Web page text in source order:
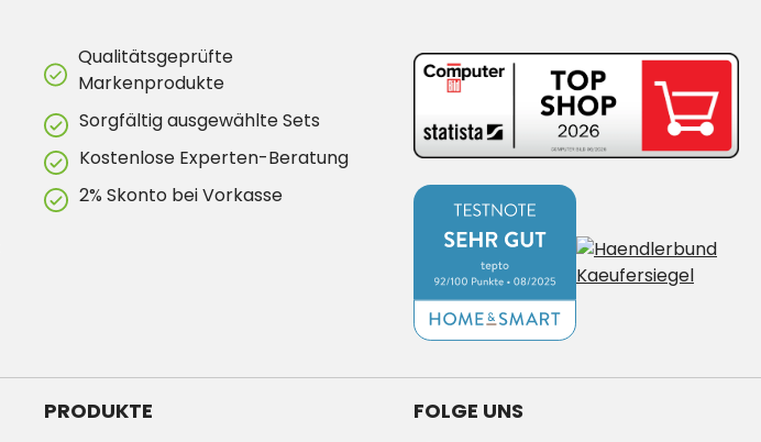
Qualitätsgeprüfte
Markenprodukte
Sorgfältig ausgewählte Sets
Kostenlose Experten-Beratung
2% Skonto bei Vorkasse
FOLGE UNS
PRODUKTE